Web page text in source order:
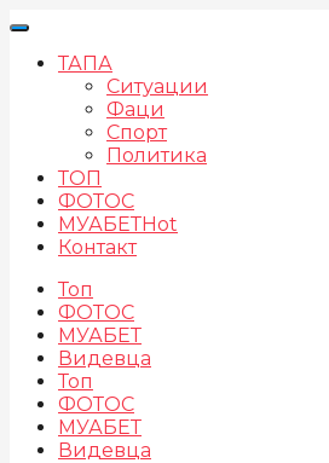
ТАПА
Ситуации
Фаци
Спорт
Политика
ТОП
ФОТОС
МУАБЕТHot
Контакт
Топ
ФОТОС
МУАБЕТ
Видевца
Топ
ФОТОС
МУАБЕТ
Видевца